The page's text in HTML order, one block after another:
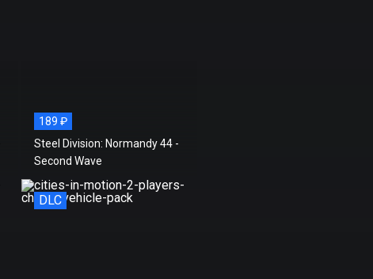
189 ₽
Steel Division: Normandy 44 -
Second Wave
DLC